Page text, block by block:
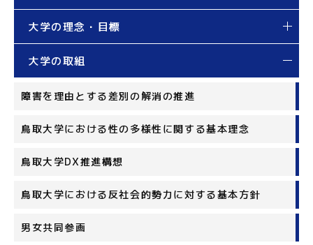
大学の理念・目標
大学の取組
障害を理由とする差別の解消の推進
鳥取大学における性の多様性に関する基本理念
鳥取大学DX推進構想
鳥取大学における反社会的勢力に対する基本方針
男女共同参画